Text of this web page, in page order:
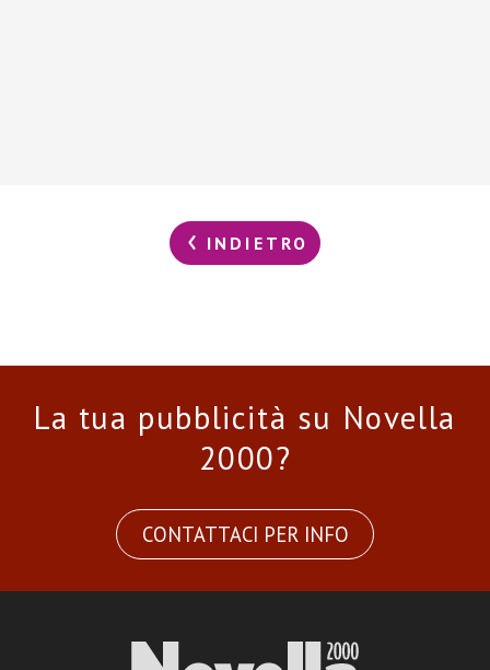
INDIETRO
La tua pubblicità su Novella
2000?
CONTATTACI PER INFO